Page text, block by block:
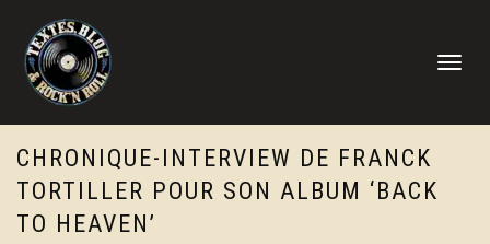
DÉPLIER
CHRONIQUE-INTERVIEW DE FRANCK
TORTILLER POUR SON ALBUM ‘BACK
TO HEAVEN’